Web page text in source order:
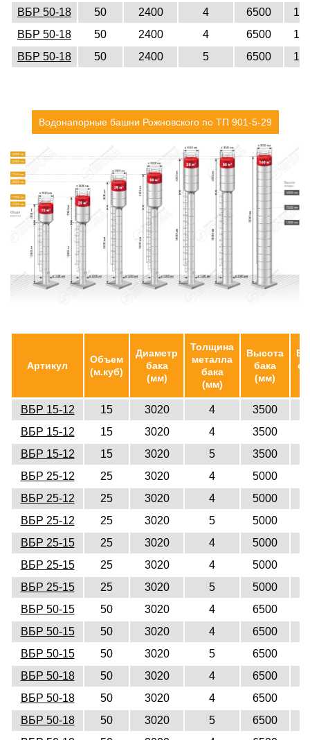
ВБР 50-18
50 2400 4 6500
ВБР 50-18
50 2400 4 6500
ВБР 50-18
50 2400 5 6500
Водонапорные башни Рожновского по ТП 901-5-29
Артикул
Объем
(м.куб)
Диаметр
бака
(мм)
Толщина
металла
бака
(мм)
Высота
бака
(мм)
ВБР 15-12 15 3020 4 3500
ВБР 15-12
15 3020 4 3500
ВБР 15-12
15 3020 5 3500
ВБР 25-12
25 3020 4 5000
ВБР 25-12
25 3020 4 5000
ВБР 25-12
25 3020 5 5000
ВБР 25-15
25 3020 4 5000
ВБР 25-15
25 3020 4 5000
ВБР 25-15
25 3020 5 5000
ВБР 50-15
50 3020 4 6500
ВБР 50-15
50 3020 4 6500
ВБР 50-15
50 3020 5 6500
ВБР 50-18
50 3020 4 6500
ВБР 50-18
50 3020 4 6500
ВБР 50-18
50 3020 5 6500